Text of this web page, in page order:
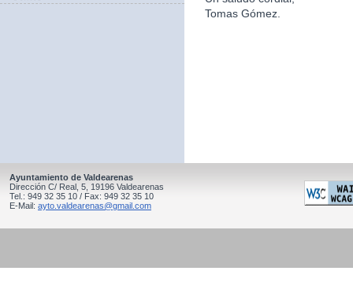
Tomas Gómez.
Ayuntamiento de Valdearenas
Dirección C/ Real, 5, 19196 Valdearenas
Tel.: 949 32 35 10 / Fax: 949 32 35 10
E-Mail: ayto.valdearenas@gmail.com